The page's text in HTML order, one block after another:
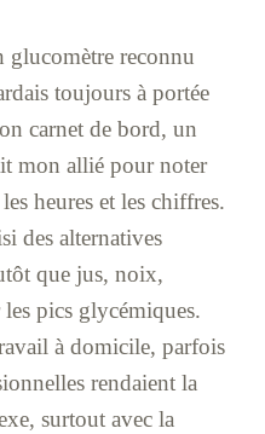
glucomètre reconnu
toujours à portée
carnet de bord, un
mon allié pour noter
heures et les chiffres.
des alternatives
que jus, noix,
pics glycémiques.
à domicile, parfois
rendaient la
surtout avec la